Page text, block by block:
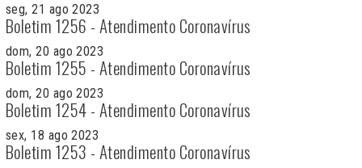
seg, 21 ago 2023
Boletim 1256 - Atendimento Coronavírus
dom, 20 ago 2023
Boletim 1255 - Atendimento Coronavírus
dom, 20 ago 2023
Boletim 1254 - Atendimento Coronavírus
sex, 18 ago 2023
Boletim 1253 - Atendimento Coronavírus